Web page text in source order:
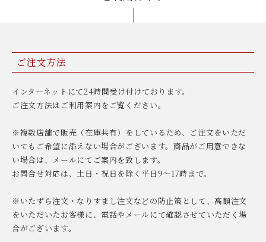
ご注文方法
インターネットにて24時間受け付けております。
ご注文方法はご利用案内をご覧ください。
※複数店舗で販売（在庫共有）をしているため、ご注文をいただ
いてもご希望に添えない場合がございます。商品がご用意できな
い場合は、メールにてご案内を致します。
お問合せ対応は、土日・祝日を除く平日9〜17時まで。
※いたずら注文・なりすまし注文などの防止策として、高額注文
をいただいたお客様に、電話やメールにて確認させていただく場
合がございます。